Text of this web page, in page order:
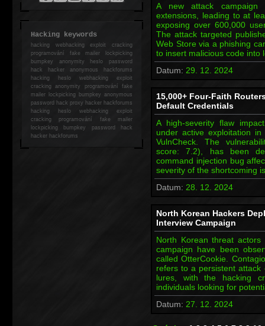
A new attack campaign
extensions, leading to at
exposing over 600,000
The attack targeted
Web Store via a phishing
to insert malicious code
Datum: 29. 12. 2024
15,000+ Four-Faith
Default Credentials
A high-severity flaw
under active exploitation
VulnCheck. The
score: 7.2), has been
command injection bug
severity of the shortcoming
Datum: 28. 12. 2024
North Korean Hackers
Interview Campaign
North Korean threat
campaign have been
called OtterCookie.
refers to a persistent attack
lures, with the hacking
individuals looking for
Datum: 27. 12. 2024
Hacking keywords
hackingwebhacking exploit cracking
programování fake mailer lockpicking
bumpkey anonymity heslo password
hackhacker anonymous hackforums
hackingheslo webhacking exploit
cracking anonymity programování fake
mailer lockpicking bumpkey anonymous
password hack proxy hacker hackforums
hacking heslo webhacking exploit
cracking programování fake mailer
lockpicking bumpkey password hack
hackerhackforums